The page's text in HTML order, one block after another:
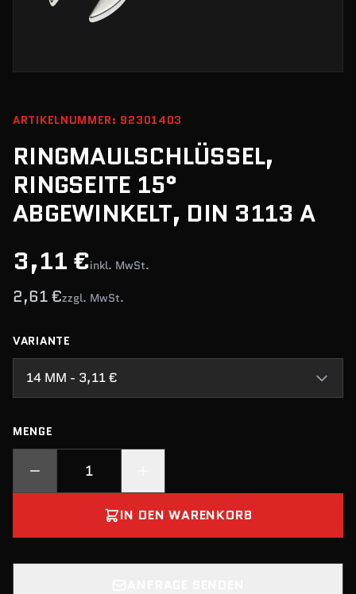
ARTIKELNUMMER: 92301403
RINGMAULSCHLÜSSEL,
RINGSEITE 15°
ABGEWINKELT, DIN 3113 A
3,11 €inkl. MwSt.
2,61 €zzgl. MwSt.
VARIANTE
14 MM - 3,11 €
MENGE
IN DEN WARENKORB